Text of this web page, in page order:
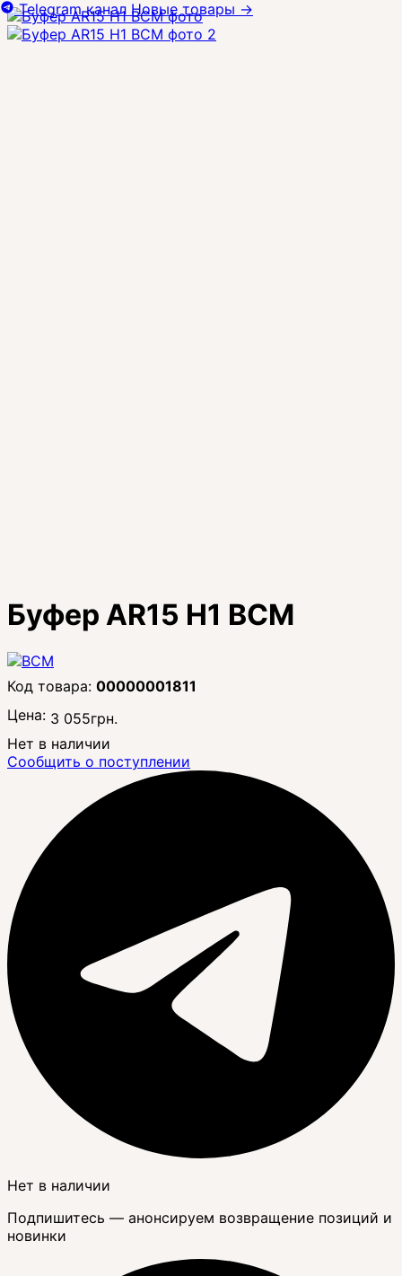
Буфер AR15 H1 BCM
00000001811
Цена: 3 055грн.
Нет в наличии
Сообщить о поступлении
Нет в наличии
Подпишитесь — анонсируем возвращение позиций и
новинки
Telegram канал Новые товары →